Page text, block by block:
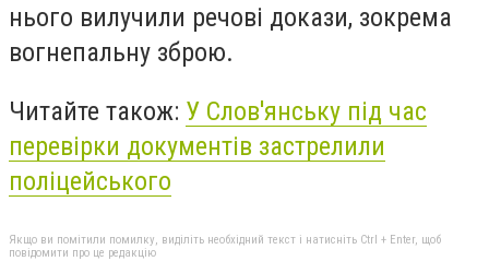
нього вилучили речові докази, зокрема
вогнепальну зброю.
Читайте також: У Слов'янську під час
перевірки документів застрелили
поліцейського
Якщо ви помітили помилку, виділіть необхідний текст і натисніть Ctrl + Enter, щоб
повідомити про це редакцію